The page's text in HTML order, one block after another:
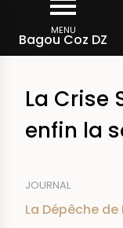
main
MENU
Bagou Coz DZ
Breadcrumb
La Crise
enfin la
JOURNAL
La Dépêche